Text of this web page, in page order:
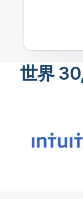
世界